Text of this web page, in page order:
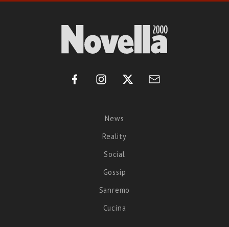
News
Reality
Social
Gossip
Sanremo
Cucina